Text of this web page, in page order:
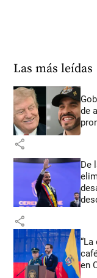
Las más leídas
de
share
De
share
en